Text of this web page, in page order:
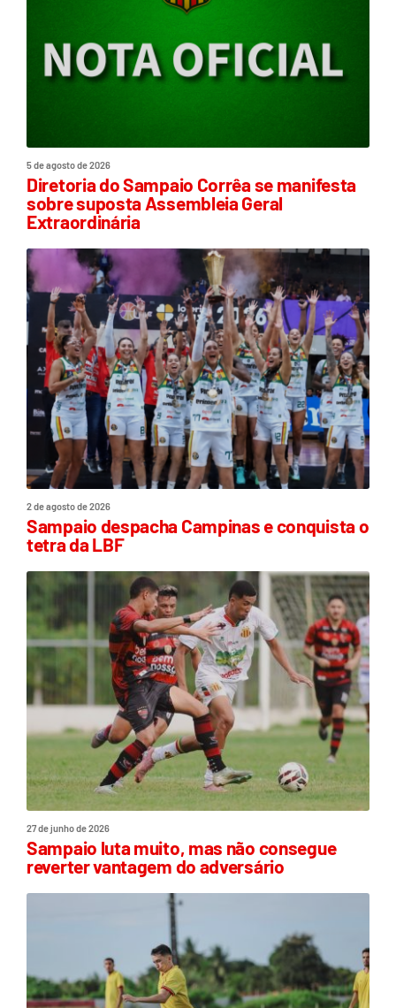
5 de agosto de 2026
Diretoria do Sampaio Corrêa se manifesta
sobre suposta Assembleia Geral
Extraordinária
2 de agosto de 2026
Sampaio despacha Campinas e conquista o
tetra da LBF
27 de junho de 2026
Sampaio luta muito, mas não consegue
reverter vantagem do adversário